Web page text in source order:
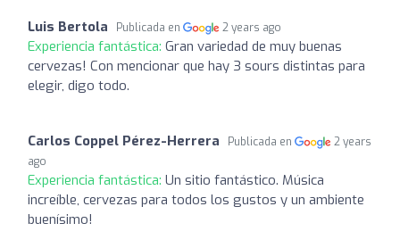
Luis Bertola Publicada en 2 years ago
Experiencia fantástica: Gran variedad de muy buenas
cervezas! Con mencionar que hay 3 sours distintas para
elegir, digo todo.
Carlos Coppel Pérez-Herrera Publicada en
2 years
ago
Experiencia fantástica: Un sitio fantástico. Música
increíble, cervezas para todos los gustos y un ambiente
buenísimo!